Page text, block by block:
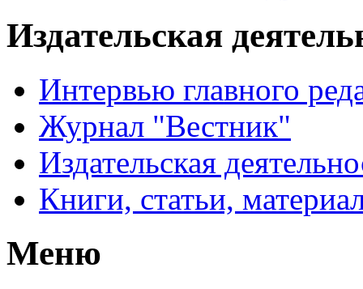
Издательская
Интервью главного
Журнал "Вестник"
Издательская
Книги, статьи,
Меню